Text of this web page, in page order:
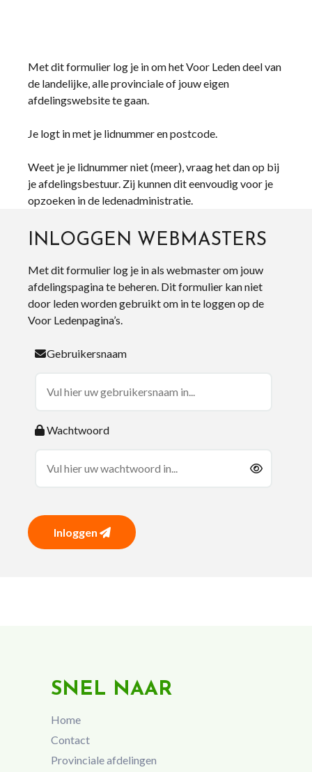
Met dit formulier log je in om het Voor Leden deel van
de landelijke, alle provinciale of jouw eigen
afdelingswebsite te gaan.
Je logt in met je lidnummer en postcode.
Weet je je lidnummer niet (meer), vraag het dan op bij
je afdelingsbestuur. Zij kunnen dit eenvoudig voor je
opzoeken in de ledenadministratie.
INLOGGEN WEBMASTERS
Met dit formulier log je in als webmaster om jouw
afdelingspagina te beheren. Dit formulier kan niet
door leden worden gebruikt om in te loggen op de
Voor Ledenpagina’s.
Gebruikersnaam
Wachtwoord
Inloggen
SNEL NAAR
Home
Contact
Provinciale afdelingen